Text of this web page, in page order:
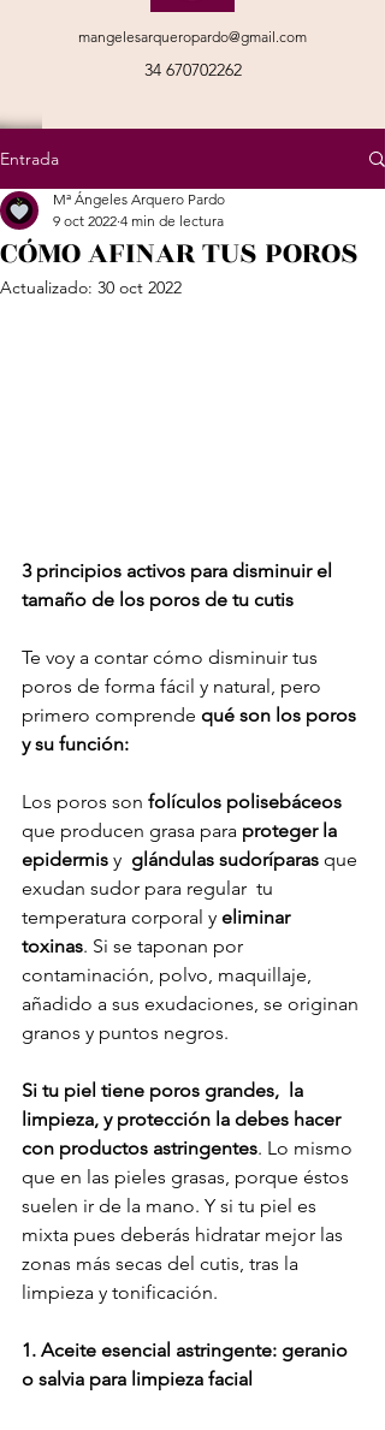
mangelesarqueropardo@gmail.com
34 670702262
Entrada
CÓMO AFINAR TUS POROS
Mª Ángeles Arquero Pardo
9 oct 2022 4 min de lectura
Actualizado: 30 oct 2022
3 principios activos para disminuir el
tamaño de los poros de tu cutis
Te voy a contar cómo disminuir tus
poros de forma fácil y natural, pero
primero comprende qué son los poros
y su función:
Los poros son folículos polisebáceos
que producen grasa para proteger la
epidermis y glándulas sudoríparas que
exudan sudor para regular  tu
temperatura corporal y eliminar
toxinas. Si se taponan por
contaminación, polvo, maquillaje,
añadido a sus exudaciones, se originan
granos y puntos negros.
Si tu piel tiene poros grandes,  la
limpieza, y protección la debes hacer
con productos astringentes. Lo mismo
que en las pieles grasas, porque éstos
suelen ir de la mano. Y si tu piel es
mixta pues deberás hidratar mejor las
zonas más secas del cutis, tras la
limpieza y tonificación.
1. Aceite esencial astringente: geranio
o salvia para limpieza facial